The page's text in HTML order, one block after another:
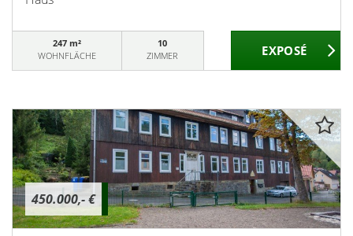
247 m²
WOHNFLÄCHE
10
ZIMMER
450.000,- €